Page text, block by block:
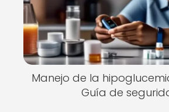
Manejo de la
Guía de